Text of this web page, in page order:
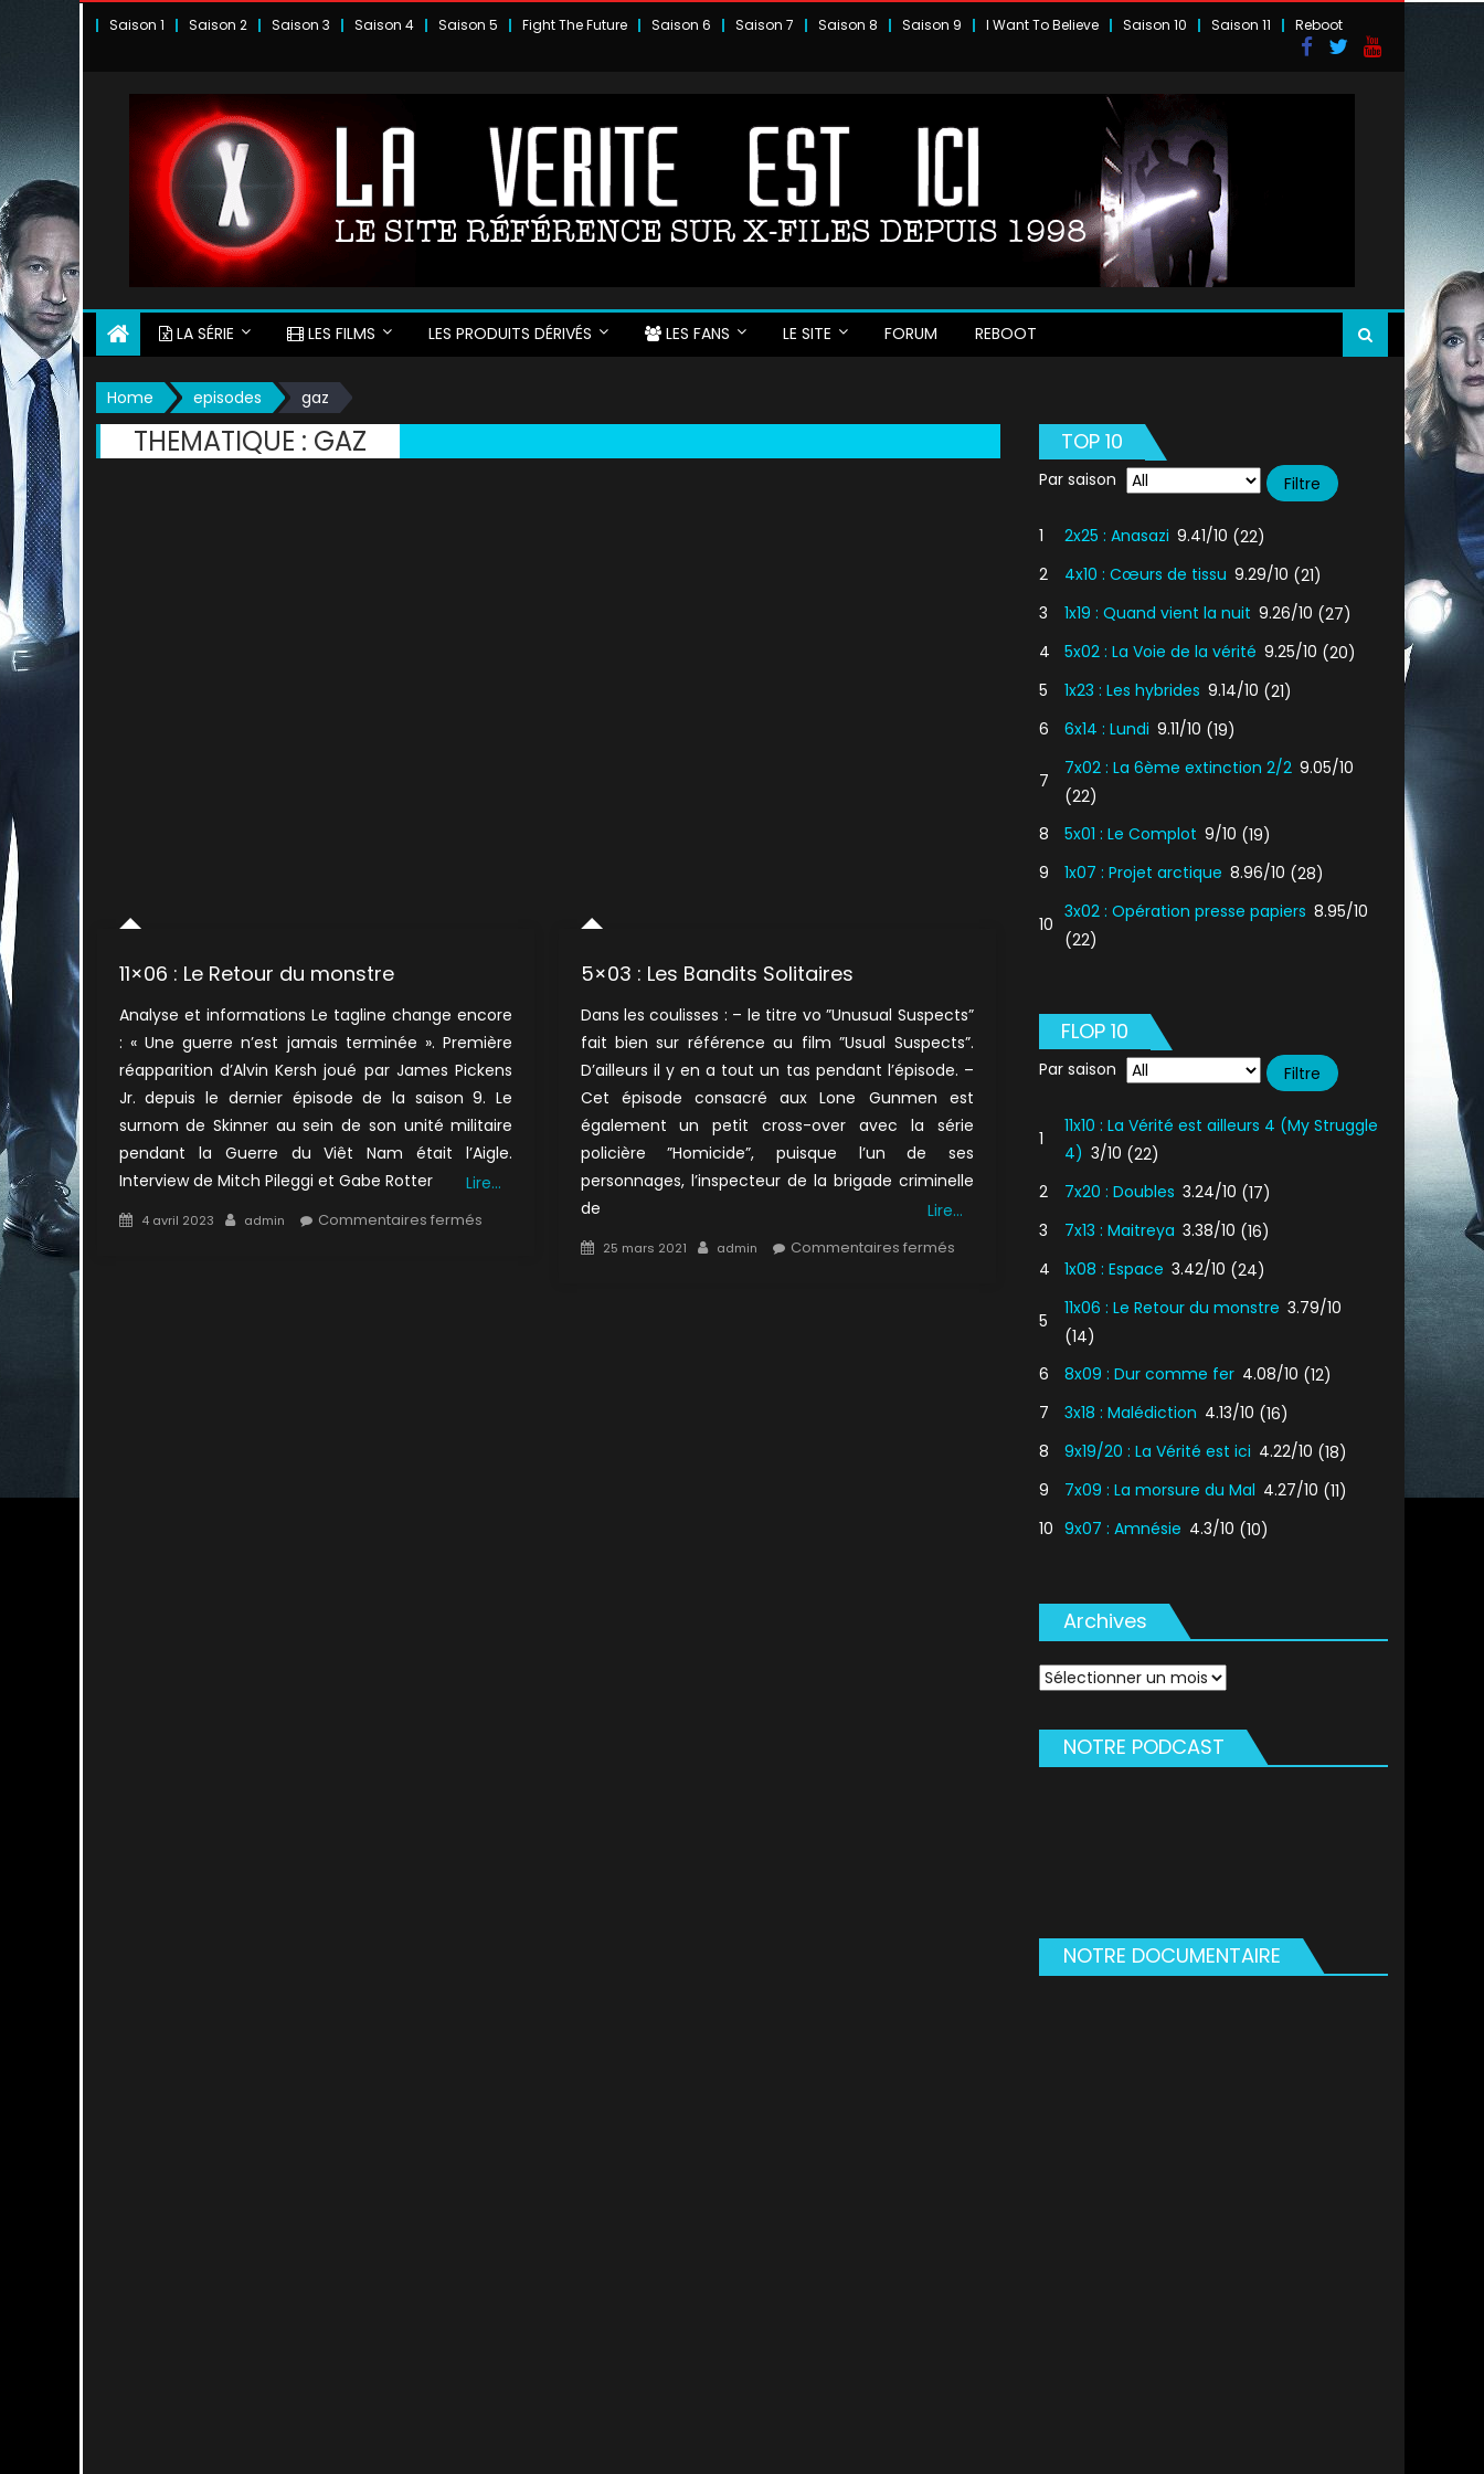
Saison 1 Saison 2 Saison 3 Saison 4 Saison 5 Fight The Future Saison 6 Saison 7 Saison 8 Saison 9 I Want To Believe Saison 10 Saison 11 Reboot
LA SÉRIE LES FILMS LES PRODUITS DÉRIVÉS LES FANS LE SITE FORUM REBOOT
Home episodes gaz
THEMATIQUE : GAZ
11×06 : Le Retour du monstre
Analyse et informations Le tagline change encore
: « Une guerre n’est jamais terminée ». Première
réapparition d’Alvin Kersh joué par James Pickens
Jr. depuis le dernier épisode de la saison 9. Le
surnom de Skinner au sein de son unité militaire
pendant la Guerre du Viêt Nam était l’Aigle.
Interview de Mitch Pileggi et Gabe Rotter
Lire…
Posted
4 avril 2023 Author
admin Commentaires ferméssur
5×03 : Les Bandits Solitaires
Dans les coulisses : – le titre vo ”Unusual Suspects”
fait bien sur référence au film ”Usual Suspects”.
D’ailleurs il y en a tout un tas pendant l’épisode. –
Cet épisode consacré aux Lone Gunmen est
également un petit cross-over avec la série
policière ”Homicide”, puisque l’un de ses
personnages, l’inspecteur de la brigade criminelle
de
Lire…
Posted
25 mars 2021 Author
admin Commentaires ferméssur
TOP 10
Par saison
1 2x25 : Anasazi 9.41/10 (22)
2
4x10 : Cœurs de tissu 9.29/10 (21)
3
1x19 : Quand vient la nuit 9.26/10 (27)
4
5x02 : La Voie de la vérité 9.25/10 (20)
5
1x23 : Les hybrides 9.14/10 (21)
6
6x14 : Lundi 9.11/10 (19)
7
7x02 : La 6ème extinction 2/2 9.05/10
(22)
8
5x01 : Le Complot 9/10 (19)
9
1x07 : Projet arctique 8.96/10 (28)
10
3x02 : Opération presse papiers 8.95/10
(22)
FLOP 10
Par saison
1
11x10 : La Vérité est ailleurs 4 (My Struggle
4) 3/10 (22)
2
7x20 : Doubles 3.24/10 (17)
3
7x13 : Maitreya 3.38/10 (16)
4
1x08 : Espace 3.42/10 (24)
5
11x06 : Le Retour du monstre 3.79/10
(14)
6
8x09 : Dur comme fer 4.08/10 (12)
7
3x18 : Malédiction 4.13/10 (16)
8
9x19/20 : La Vérité est ici 4.22/10 (18)
9
7x09 : La morsure du Mal 4.27/10 (11)
10 9x07 : Amnésie 4.3/10 (10)
Archives
Archives
NOTRE PODCAST
NOTRE DOCUMENTAIRE